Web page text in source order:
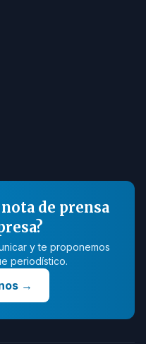
de prensa
y te proponemos
periodístico.
→